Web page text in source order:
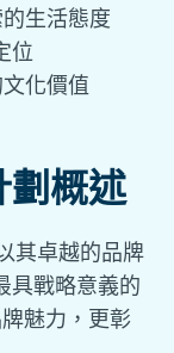
生活態度
位
化價值
劃概述
其卓越的品牌
具戰略意義的
魅力，更彰